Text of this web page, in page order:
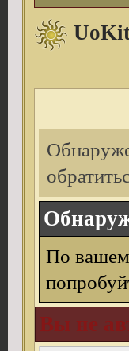
По
Вы не